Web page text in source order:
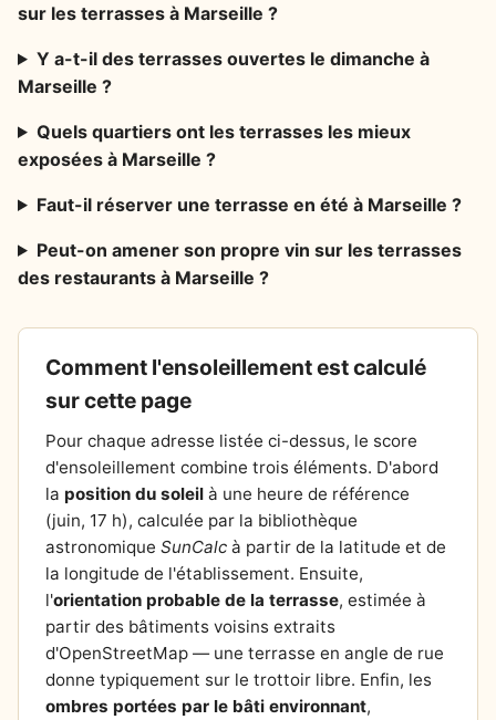
sur les terrasses à Marseille ?
Y a-t-il des terrasses ouvertes le dimanche à
Marseille ?
Quels quartiers ont les terrasses les mieux
exposées à Marseille ?
Faut-il réserver une terrasse en été à Marseille ?
Peut-on amener son propre vin sur les terrasses
des restaurants à Marseille ?
Comment l'ensoleillement est calculé
sur cette page
Pour chaque adresse listée ci-dessus, le score
d'ensoleillement combine trois éléments. D'abord
la position du soleil à une heure de référence
(juin, 17 h), calculée par la bibliothèque
astronomique SunCalc à partir de la latitude et de
la longitude de l'établissement. Ensuite,
l'orientation probable de la terrasse, estimée à
partir des bâtiments voisins extraits
d'OpenStreetMap — une terrasse en angle de rue
donne typiquement sur le trottoir libre. Enfin, les
ombres portées par le bâti environnant,